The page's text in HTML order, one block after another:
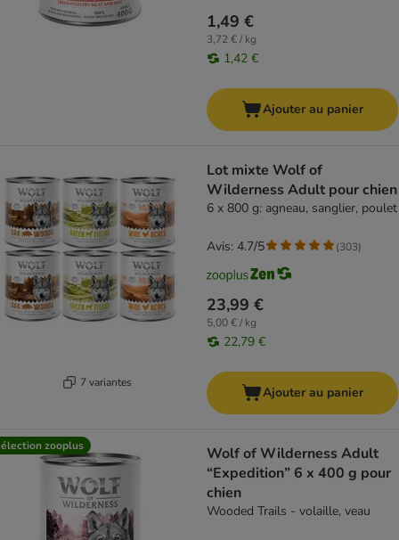
1,49 €
3,72 € / kg
1,42 €
Ajouter au panier
7 variantes
Lot mixte Wolf of
Wilderness Adult pour chien
6 x 800 g: agneau, sanglier, poulet
23,99 €
5,00 € / kg
22,79 €
Avis: 4.7/5 (303)
Ajouter au panier
zooplus
Wolf of Wilderness Adult
“Expedition” 6 x 400 g pour
chien
Wooded Trails - volaille, veau